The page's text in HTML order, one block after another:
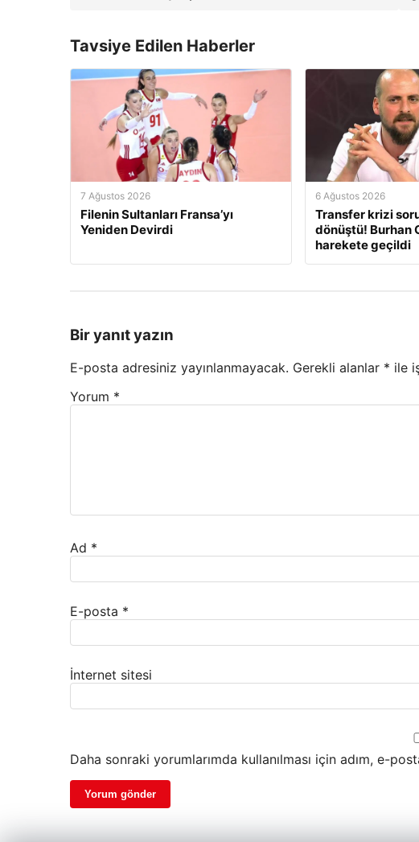
Tavsiye Edilen Haberler
7 Ağustos 2026
Filenin Sultanları Fransa’yı
Yeniden Devirdi
6 Ağustos 2026
Transfer krizi
dönüştü! Burhan
harekete geçildi
Bir yanıt yazın
E-posta adresiniz yayınlanmayacak. Gerekli alanlar * ile
Yorum *
Ad *
E-posta *
İnternet sitesi
Daha sonraki yorumlarımda kullanılması için adım, e-